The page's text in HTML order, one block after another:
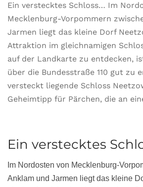
Ein verstecktes Schloss… Im
Mecklenburg-Vorpommern
Jarmen liegt das kleine Dorf
Attraktion im gleichnamigen
auf der Landkarte zu entdecken,
über die Bundesstraße 110 gut zu
versteckt liegende Schloss
Geheimtipp für Pärchen, die an
Ein verstecktes
Im Nordosten von Mecklenburg-
Anklam und Jarmen liegt das kleine